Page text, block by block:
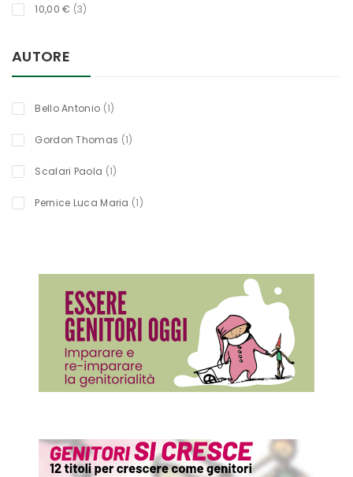
10,00 € 3oggetti
AUTORE
Bello Antonio 1titolo
Gordon Thomas 1titolo
Scalari Paola 1titolo
Pernice Luca Maria 1titolo